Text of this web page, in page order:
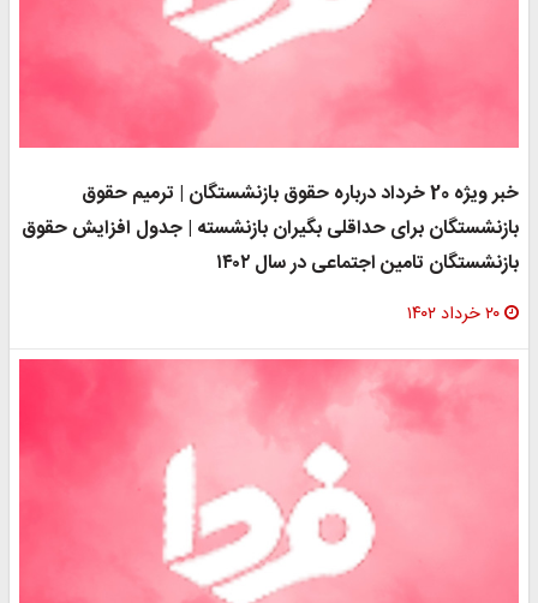
خبر ویژه 20 خرداد درباره حقوق بازنشستگان | ترمیم حقوق
بازنشستگان برای حداقلی بگیران بازنشسته | جدول افزایش حقوق
بازنشستگان تامین اجتماعی در سال ۱۴۰۲
۲۰ خرداد ۱۴۰۲